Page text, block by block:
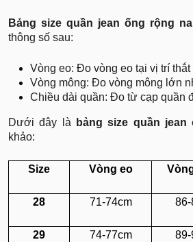
Bảng size quần jean ống rộng
thông số sau:
Vòng eo: Đo vòng eo tại vị trí
Vòng mông: Đo vòng mông lớn
Chiều dài quần: Đo từ cạp quần
Dưới đây là bảng size quần jean
khảo:
Size Vòng eo
28 71-74cm 86-
29 74-77cm 89-